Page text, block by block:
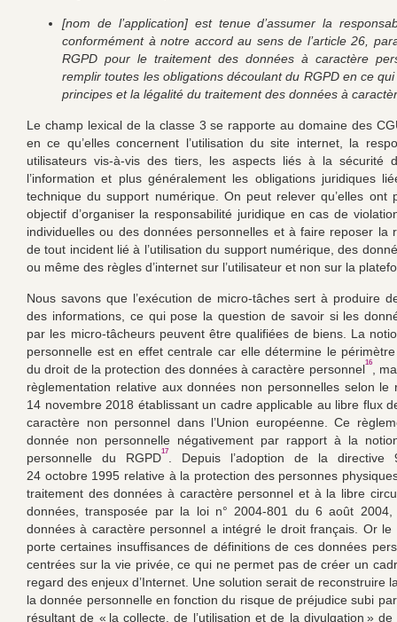
[nom de l’application] est tenue d’assumer la
conformément à notre accord au sens de l’article 26,
RGPD pour le traitement des données à caractère
remplir toutes les obligations découlant du RGPD en ce
principes et la légalité du traitement des données à
Le champ lexical de la classe 3 se rapporte au domaine des
en ce qu’elles concernent l’utilisation du site internet, la
utilisateurs vis-à-vis des tiers, les aspects liés à la sécurité
l’information et plus généralement les obligations juridiques
technique du support numérique. On peut relever qu’elles ont
objectif d’organiser la responsabilité juridique en cas de
individuelles ou des données personnelles et à faire reposer la
de tout incident lié à l’utilisation du support numérique, des
ou même des règles d’internet sur l’utilisateur et non sur la
Nous savons que l’exécution de micro-tâches sert à produire
des informations, ce qui pose la question de savoir si les
par les micro-tâcheurs peuvent être qualifiées de biens. La
personnelle est en effet centrale car elle détermine le périmètre
du droit de la protection des données à caractère personnel16,
règlementation relative aux données non personnelles selon le
14 novembre 2018 établissant un cadre applicable au libre flux
caractère non personnel dans l’Union européenne. Ce
donnée non personnelle négativement par rapport à la
personnelle du RGPD17
. Depuis l’adoption de la directive
24 octobre 1995 relative à la protection des personnes
traitement des données à caractère personnel et à la libre
données, transposée par la loi n° 2004-801 du 6 août
données à caractère personnel a intégré le droit français. Or le
porte certaines insuffisances de définitions de ces données
centrées sur la vie privée, ce qui ne permet pas de créer un
regard des enjeux d’Internet. Une solution serait de reconstruire
la donnée personnelle en fonction du risque de préjudice subi
résultant de « la collecte, de l’utilisation et de la divulgation »